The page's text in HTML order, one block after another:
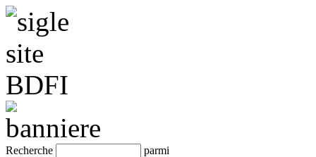
Recherche parmi